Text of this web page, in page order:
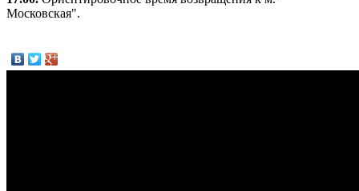
Московская".